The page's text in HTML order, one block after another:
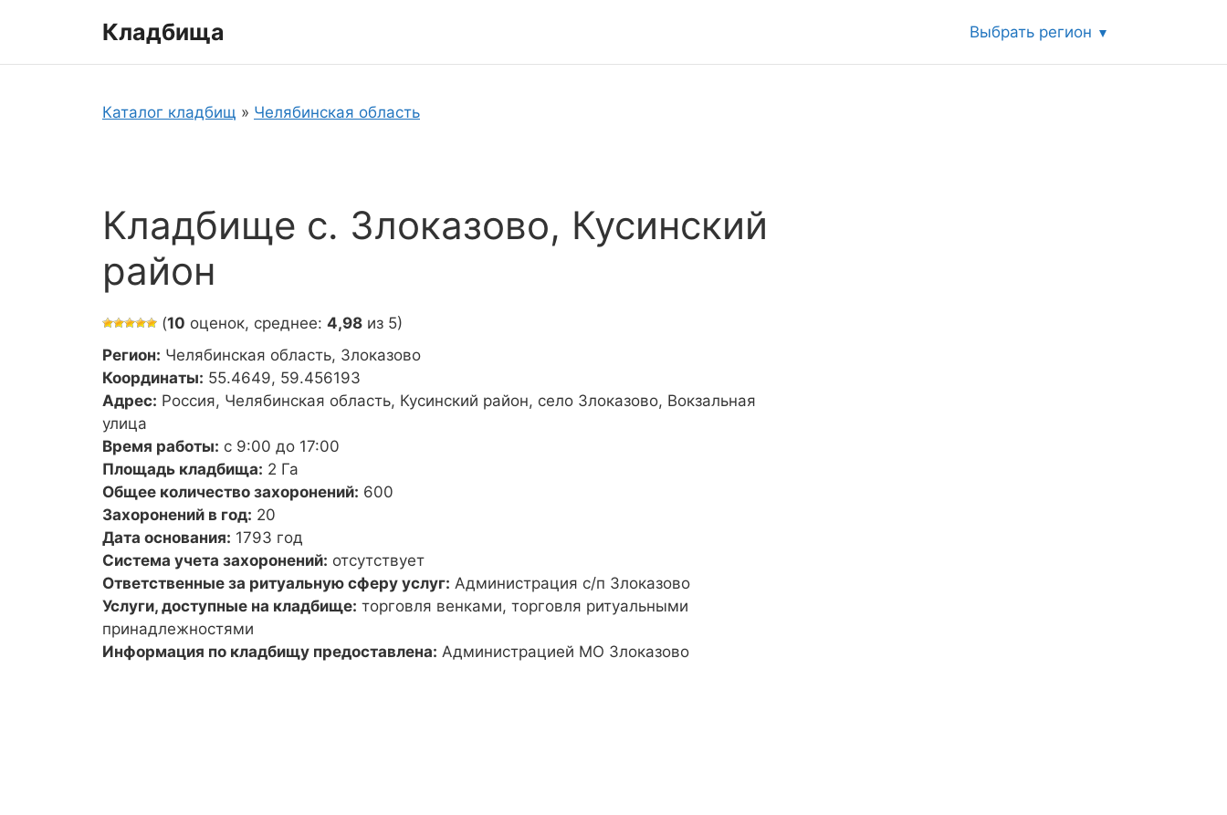
Кладбища Выбрать регион
Каталог кладбищ » Челябинская область
Кладбище с. Злоказово, Кусинский
район
(10 оценок, среднее: 4,98 из 5)
Регион: Челябинская область, Злоказово
Координаты: 55.4649, 59.456193
Адрес: Россия, Челябинская область, Кусинский район, село Злоказово, Вокзальная
улица
Время работы: с 9:00 до 17:00
Площадь кладбища: 2 Га
Общее количество захоронений: 600
Захоронений в год: 20
Дата основания: 1793 год
Система учета захоронений: отсутствует
Ответственные за ритуальную сферу услуг: Администрация с/п Злоказово
Услуги, доступные на кладбище: торговля венками, торговля ритуальными
принадлежностями
Информация по кладбищу предоставлена: Администрацией МО Злоказово